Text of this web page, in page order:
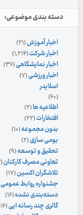
دسته بندی موضوعی:
اخبار آموزش(۲۱)
اخبار شرکت(۱,۲۱۴)
اخبار نمایشگاهی(۳۶)
اخبار ورزشی(۷)
اسلایدر
(۶۰)
اطلاعیه ها(۲)
افتخارات(۲۲)
بدون مجموعه(۱۰)
بومی سازی(۲)
تحقیق و توسعه(۹)
تعاونی مصرف کارکنان(۱۳)
تلاشگران اکسین(۱۷)
جشنواره روابط عمومی
دسته‌بندی نشده(۱۶)
گالری چند رسانه ایی(۱۱۶)